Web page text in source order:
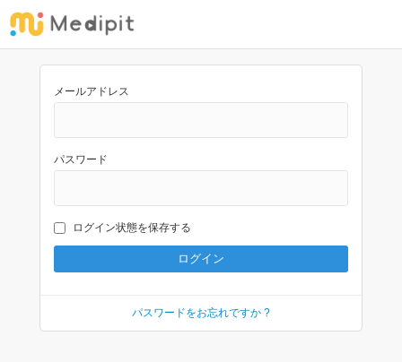
メールアドレス
パスワード
ログイン状態を保存する
パスワードをお忘れですか ?